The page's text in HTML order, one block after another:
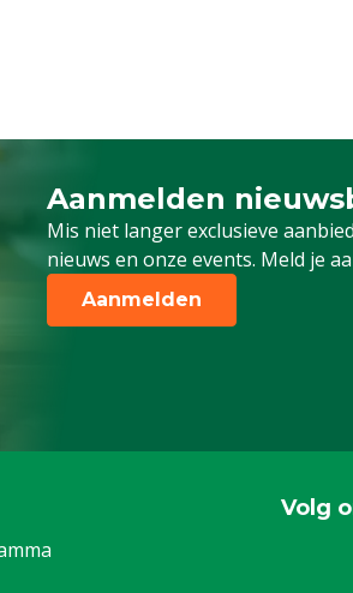
Aanmelden
Mis niet langer exclusieve
nieuws en onze events. Meld je
Schrijf je in voor onze
Aanmelden
Volg